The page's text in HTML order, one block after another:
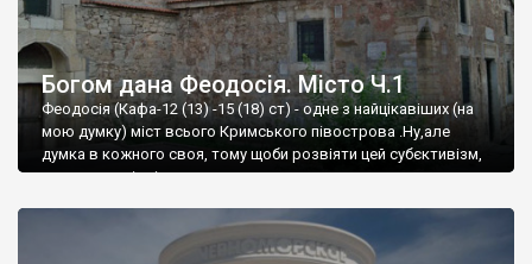
Богом дана Феодосія. Місто Ч.1
Феодосія (Кафа-12 (13) -15 (18) ст) - одне з найцікавіших (на
мою думку) міст всього Кримського півострова .Ну,але
думка в кожного своя, тому щоби розвіяти цей субєктивізм,
запрошую відвідати це